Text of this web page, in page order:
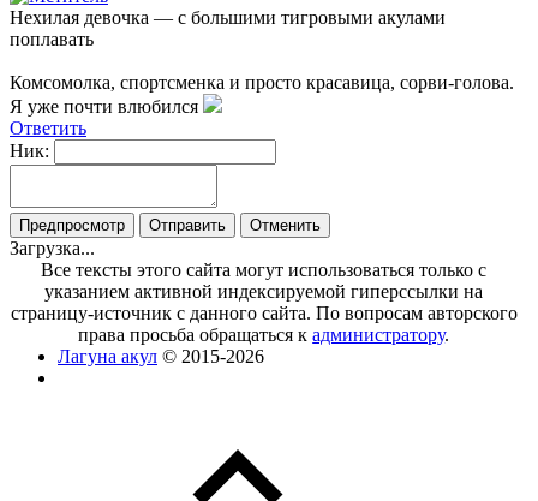
Нехилая девочка — с большими тигровыми акулами
поплавать
Комсомолка, спортсменка и просто красавица, сорви-голова.
Я уже почти влюбился
Ответить
Ник:
Загрузка...
Все тексты этого сайта могут использоваться только с
указанием активной индексируемой гиперссылки на
страницу-источник с данного сайта. По вопросам авторского
права просьба обращаться кадминистратору.
Лагуна акул © 2015-2026